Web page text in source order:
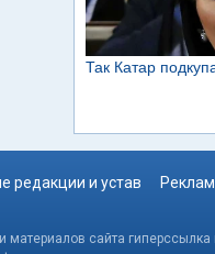
редакции и устав
сайта гиперссылка